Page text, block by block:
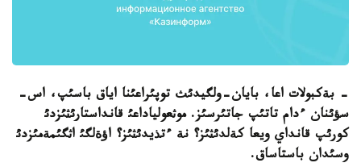
- بةكبولات اعا، بايان-ولگيدئث توپئراعئنا اياق باسئپ، اس-
سؤئنان ءدام تاتئپ جاتئرسئز. موثعولياداعئ قانداستارئثئزدئ
كورئپ قانداي ويعا كةلدئثئز؟ نة ءتذيدئثئز؟ اؤةلگئ اثگئمةمئزدئ
وسئدان باستاساق.